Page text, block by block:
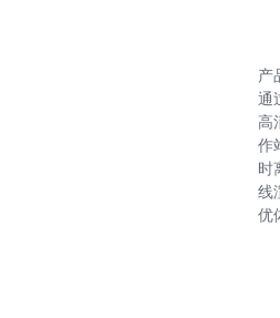
产
通
高
作
时
线
优